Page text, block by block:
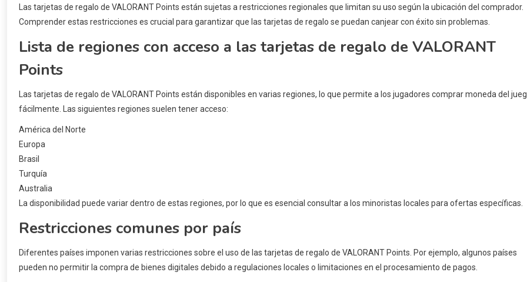
Las tarjetas de regalo de VALORANT Points están sujetas a restricciones regionales que limitan su uso según la ubicación del comprador.
Comprender estas restricciones es crucial para garantizar que las tarjetas de regalo se puedan canjear con éxito sin problemas.
Lista de regiones con acceso a las tarjetas de regalo de VALORANT
Points
Las tarjetas de regalo de VALORANT Points están disponibles en varias regiones, lo que permite a los jugadores comprar moneda del
fácilmente. Las siguientes regiones suelen tener acceso:
América del Norte
Europa
Brasil
Turquía
Australia
La disponibilidad puede variar dentro de estas regiones, por lo que es esencial consultar a los minoristas locales para ofertas específicas.
Restricciones comunes por país
Diferentes países imponen varias restricciones sobre el uso de las tarjetas de regalo de VALORANT Points. Por ejemplo, algunos países
pueden no permitir la compra de bienes digitales debido a regulaciones locales o limitaciones en el procesamiento de pagos.